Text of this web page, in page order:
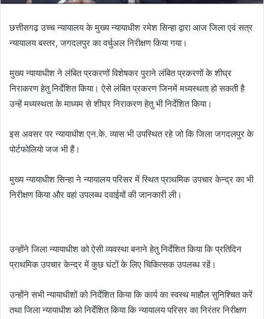
छत्तीसगढ़ उच्च न्यायालय के मुख्य न्यायाधीश रमेश सिन्हा द्वारा आज जिला एवं सत्र
न्यायालय बस्तर, जगदलपुर का वर्चुअल निरीक्षण किया गया।
मुख्य न्यायाधीश ने लंबित प्रकरणों विशेषकर पुराने लंबित प्रकरणों के शीघ्र
निराकरण हेतु निर्देशित किया। ऐसे लंबित प्रकरण जिनमें मध्यस्थता हो सकती है
उन्हें मध्यस्थता के माध्यम से शीघ्र निराकरण हेतु भी निर्देशित किया।
इस अवसर पर न्यायाधीश एन.के. व्यास भी उपस्थित रहे जो कि जिला जगदलपुर के
पोर्टफोलियो जज भी हैं।
मुख्य न्यायाधीश सिन्हा ने न्यायालय परिसर में स्थित प्राथमिक उपचार केन्द्र का भी
निरीक्षण किया और वहां उपलब्ध दवाईयों की जानकारी ली।
उन्होंने जिला न्यायाधीश को ऐसी व्यवस्था बनाने हेतु निर्देशित किया कि प्रतिदिन
प्राथमिक उपचार केन्द्र में कुछ घंटों के लिए चिकित्सक उपलब्ध रहें।
उन्होंने सभी न्यायाधीशों को निर्देशित किया कि कार्य का स्वस्थ माहौल सुनिश्चित करें
तथा जिला न्यायाधीश को निर्देशित किया कि न्यायालय परिसर का निरंतर निरीक्षण